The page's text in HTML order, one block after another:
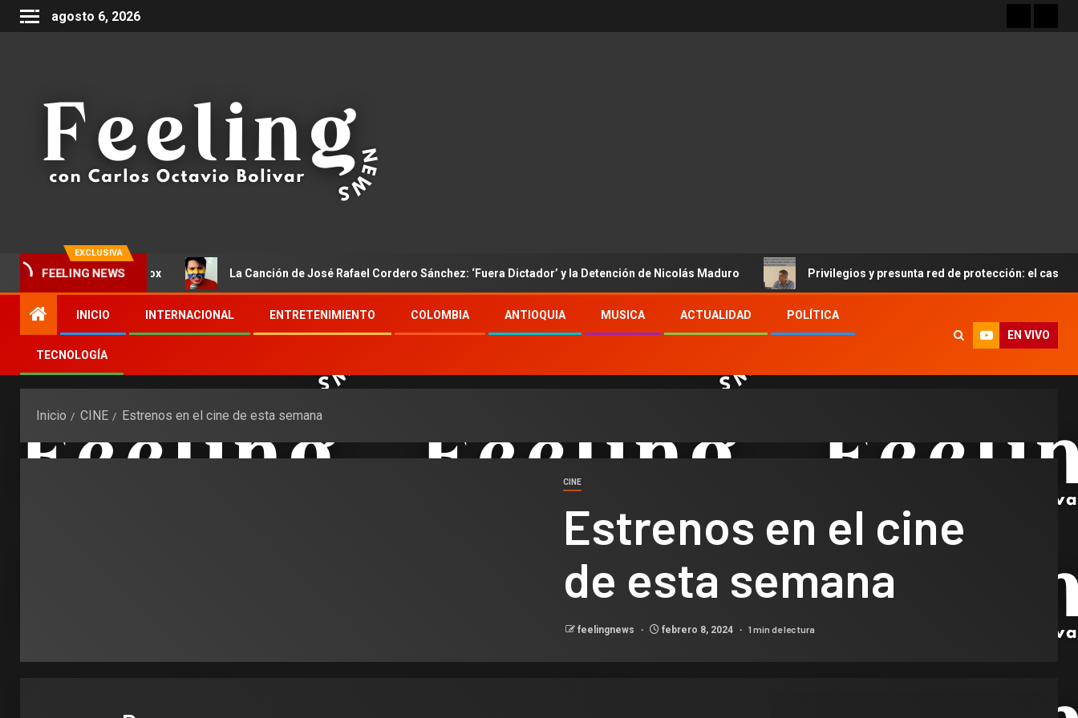
agosto 6, 2026
EXCLUSIVA
FEELING NEWS
tren / Yo soy Drox La Canción de José Rafael Cordero Sánchez: ‘Fuera Dictador’ y la Detención de Nicolás Maduro Privilegios y presunta red de protección: el caso Jorge
INICIO INTERNACIONAL ENTRETENIMIENTO COLOMBIA ANTIOQUIA MUSICA ACTUALIDAD POLÍTICA
TECNOLOGÍA
EN VIVO
Inicio CINE Estrenos en el cine de esta semana
CINE
Estrenos en el cine
de esta semana
feelingnews febrero 8, 2024 1 min de lectura